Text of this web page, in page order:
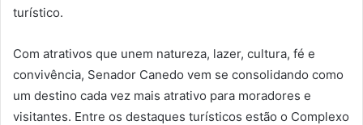
turístico.
Com atrativos que unem natureza, lazer, cultura, fé e
convivência, Senador Canedo vem se consolidando como
um destino cada vez mais atrativo para moradores e
visitantes. Entre os destaques turísticos estão o Complexo